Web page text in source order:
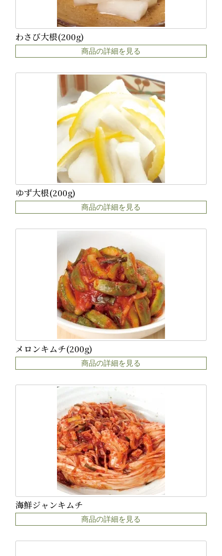
わさび大根(200g)
商品の詳細を見る
ゆず大根(200g)
商品の詳細を見る
メロンキムチ(200g)
商品の詳細を見る
海鮮ジャンキムチ
商品の詳細を見る